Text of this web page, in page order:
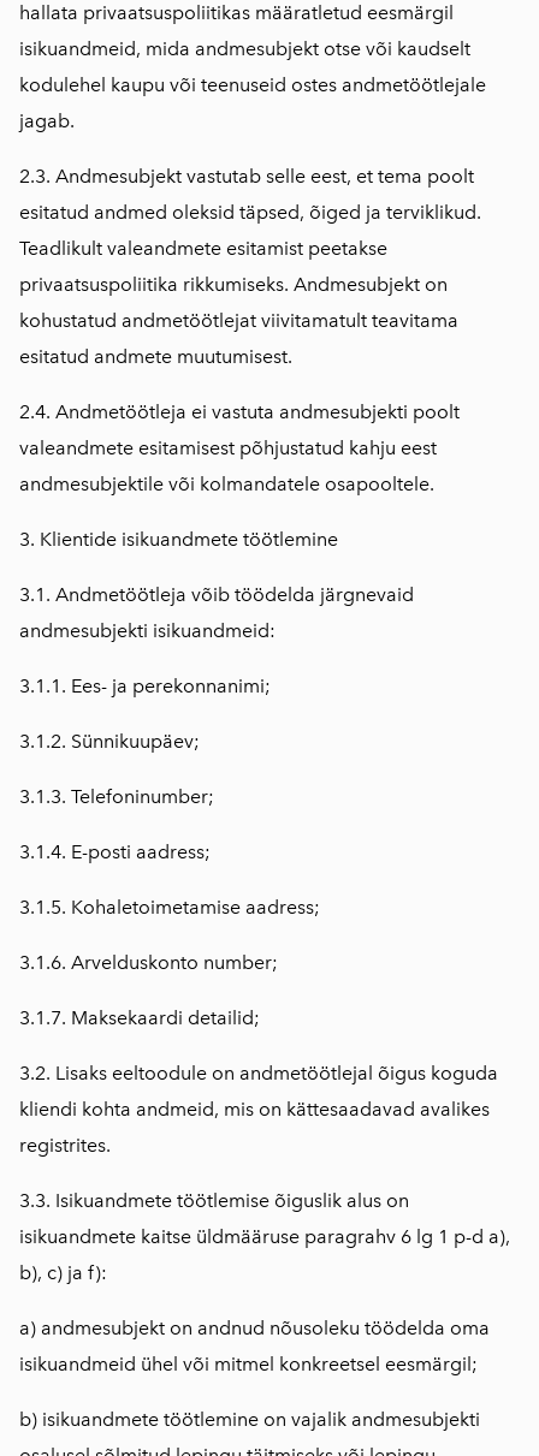
hallata privaatsuspoliitikas määratletud eesmärgil
isikuandmeid, mida andmesubjekt otse või kaudselt
kodulehel kaupu või teenuseid ostes andmetöötlejale
jagab.
2.3. Andmesubjekt vastutab selle eest, et tema poolt
esitatud andmed oleksid täpsed, õiged ja terviklikud.
Teadlikult valeandmete esitamist peetakse
privaatsuspoliitika rikkumiseks. Andmesubjekt on
kohustatud andmetöötlejat viivitamatult teavitama
esitatud andmete muutumisest.
2.4. Andmetöötleja ei vastuta andmesubjekti poolt
valeandmete esitamisest põhjustatud kahju eest
andmesubjektile või kolmandatele osapooltele.
3. Klientide isikuandmete töötlemine
3.1. Andmetöötleja võib töödelda järgnevaid
andmesubjekti isikuandmeid:
3.1.1. Ees- ja perekonnanimi;
3.1.2. Sünnikuupäev;
3.1.3. Telefoninumber;
3.1.4. E-posti aadress;
3.1.5. Kohaletoimetamise aadress;
3.1.6. Arvelduskonto number;
3.1.7. Maksekaardi detailid;
3.2. Lisaks eeltoodule on andmetöötlejal õigus koguda
kliendi kohta andmeid, mis on kättesaadavad avalikes
registrites.
3.3. Isikuandmete töötlemise õiguslik alus on
isikuandmete kaitse üldmääruse paragrahv 6 lg 1 p-d a),
b), c) ja f):
a) andmesubjekt on andnud nõusoleku töödelda oma
isikuandmeid ühel või mitmel konkreetsel eesmärgil;
b) isikuandmete töötlemine on vajalik andmesubjekti